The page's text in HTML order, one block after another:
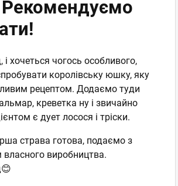
Рекомендуємо
і хочеться чогось особливого,
королівську юшку, яку
рецептом. Додаємо туди
креветка ну і звичайно
є дует лосося і тріски.
страва готова, подаємо з
власного виробництва.